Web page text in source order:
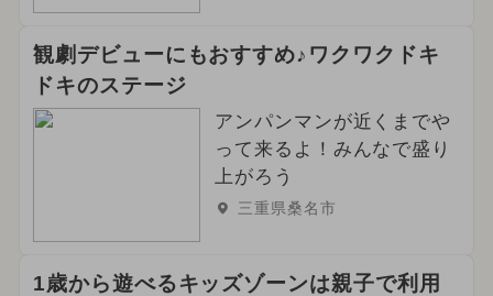
観劇デビューにもおすすめ♪ワクワクドキ
ドキのステージ
アンパンマンが近くまでや
って来るよ！みんなで盛り
上がろう
三重県桑名市
1歳から遊べるキッズゾーンは親子で利用